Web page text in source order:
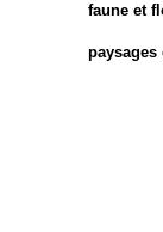
faune et
paysages